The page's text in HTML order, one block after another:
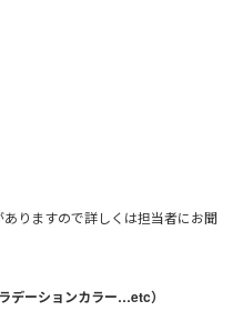
りますので詳しくは担当者にお聞
デーションカラー…etc）